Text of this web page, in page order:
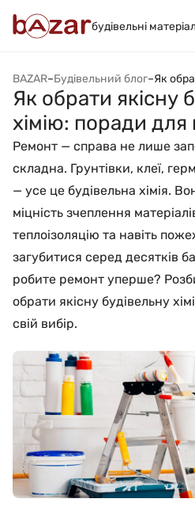
будівельні
BAZAR–Будівельний блог–Як
Як обрати якісну
хімію: поради для
Ремонт — справа не лише
складна. Грунтівки, клеї,
— усе це будівельна хімія.
міцність зчеплення
теплоізоляцію та навіть
загубитися серед десятків
робите ремонт уперше?
обрати якісну будівельну
свій вибір.